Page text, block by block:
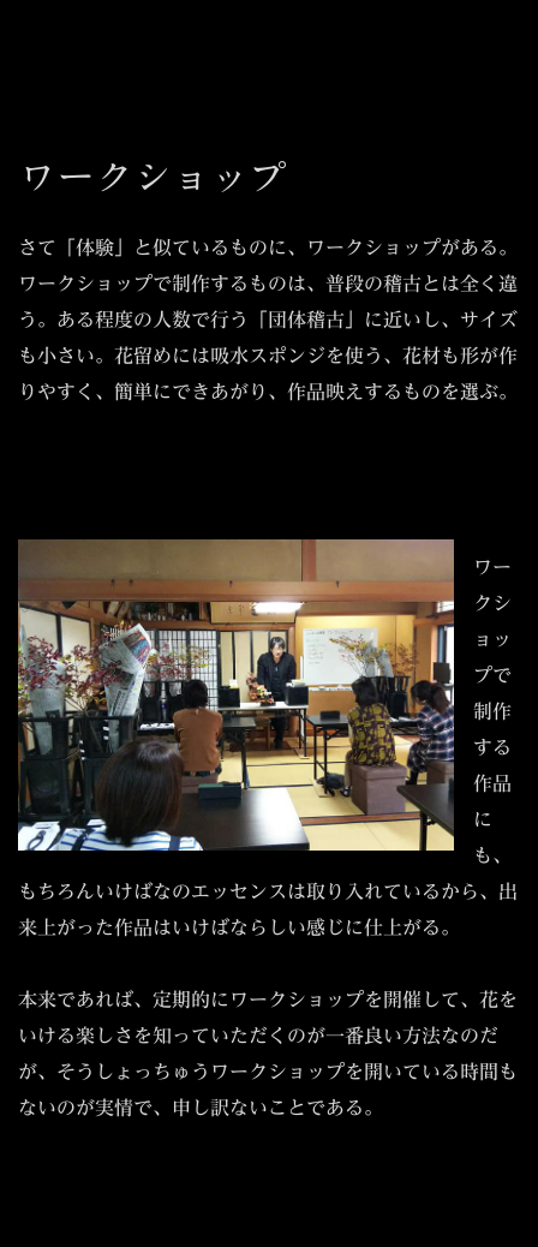
ワークショップ
さて「体験」と似ているものに、ワークショップがある。
ワークショップで制作するものは、普段の稽古とは全く違
う。 ある程度の人数で行う「団体稽古」に近いし、サイズ
も小さい。花留めには吸水スポンジを使う、花材も形が作
りやすく、簡単にできあがり、作品映えするものを選ぶ。
ワー
クシ
ョッ
プで
制作
する
作品
に
も、
もちろんいけばなのエッセンスは取り入れているから、出
来上がった作品はいけばならしい感じに仕上がる。
本来であれば、定期的にワークショップを開催して、花を
いける楽しさを知っていただくのが一番良い方法なのだ
が、そうしょっちゅうワークショップを開いている時間も
ないのが実情で、申し訳ないことである。